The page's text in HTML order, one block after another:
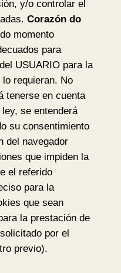
y/o controlar el
Corazón do
momento
para
USUARIO para la
requieran. No
tenerse en cuenta
se entenderá
su consentimiento
del navegador
que impiden la
el referido
para la
que sean
la prestación de
por el
previo).